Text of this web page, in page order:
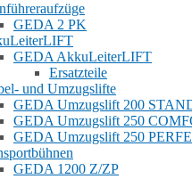
GEDA 2 PK
GEDA AkkuLeiterLIFT
Ersatzteile
und Umzugslifte
GEDA Umzugslift 200
GEDA Umzugslift 250
GEDA Umzugslift 250
GEDA 1200 Z/ZP